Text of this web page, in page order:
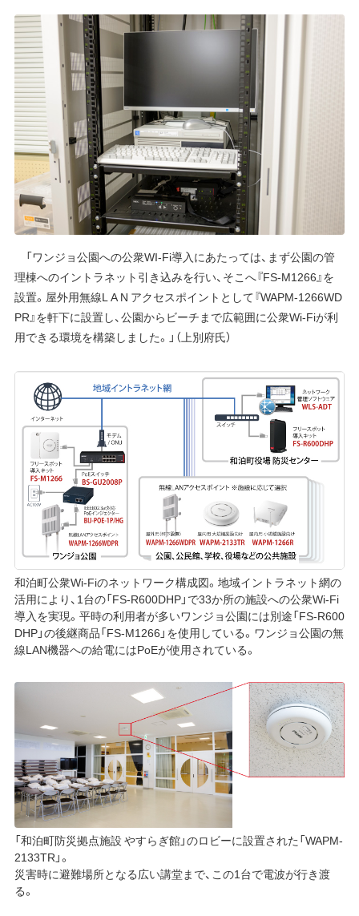
「ワンジョ公園への公衆WI-Fi導入にあたっては、まず公園の管
理棟へのイントラネット引き込みを行い、そこへ『FS-M1266』を
設置。屋外用無線L A N アクセスポイントとして『WAPM-1266WD
PR』を軒下に設置し、公園からビーチまで広範囲に公衆Wi-Fiが利
用できる環境を構築しました。」（上別府氏）
和泊町公衆Wi-Fiのネットワーク構成図。地域イントラネット網の
活用により、1台の「FS-R600DHP」で33か所の施設への公衆Wi-Fi
導入を実現。平時の利用者が多いワンジョ公園には別途「FS-R600
DHP」の後継商品「FS-M1266」を使用している。ワンジョ公園の無
線LAN機器への給電にはPoEが使用されている。
「和泊町防災拠点施設 やすらぎ館」のロビーに設置された「WAPM-
2133TR」。
災害時に避難場所となる広い講堂まで、この1台で電波が行き渡
る。